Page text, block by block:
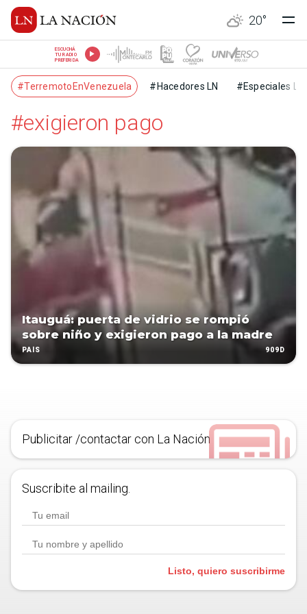
20°
ESCUCHÁ
TU RADIO
PREFERIDA
#TerremotoEnVenezuela #Hacedores LN #Especiales LN
#exigieron pago
Itauguá: puerta de vidrio se rompió
sobre niño y exigieron pago a la madre
PAÍS 909D
Publicitar /contactar con La Nación
Suscribite al mailing.
Listo, quiero suscribirme